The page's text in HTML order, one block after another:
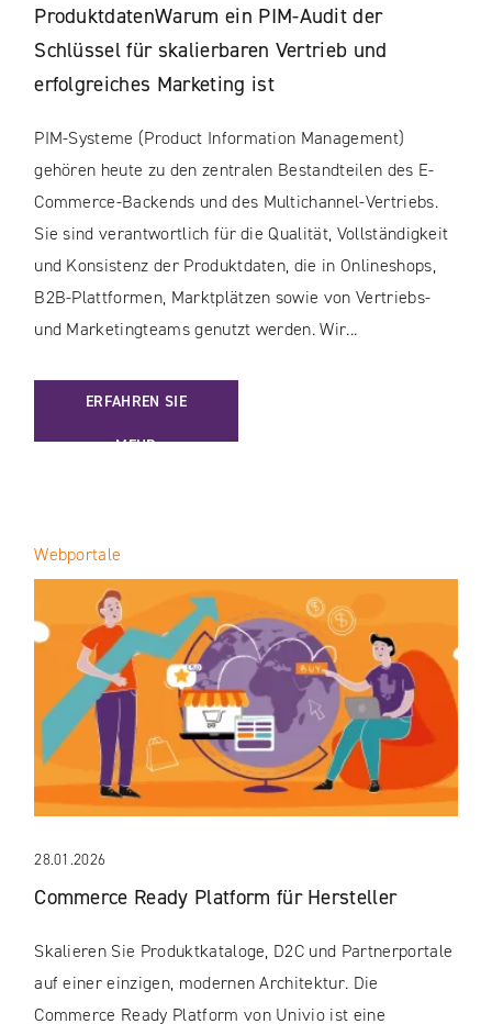
ProduktdatenWarum ein PIM-Audit der
Schlüssel für skalierbaren Vertrieb und
erfolgreiches Marketing ist
PIM-Systeme (Product Information Management)
gehören heute zu den zentralen Bestandteilen des E-
Commerce-Backends und des Multichannel-Vertriebs.
Sie sind verantwortlich für die Qualität, Vollständigkeit
und Konsistenz der Produktdaten, die in Onlineshops,
B2B-Plattformen, Marktplätzen sowie von Vertriebs-
und Marketingteams genutzt werden. Wir...
ERFAHREN SIE
MEHR
: PIM-AUDIT – MEHR UMSATZ DURCH BESSERE
28.01.2026
Commerce Ready Platform für Hersteller
Webportale
Skalieren Sie Produktkataloge, D2C und Partnerportale
auf einer einzigen, modernen Architektur. Die
Commerce Ready Platform von Univio ist eine